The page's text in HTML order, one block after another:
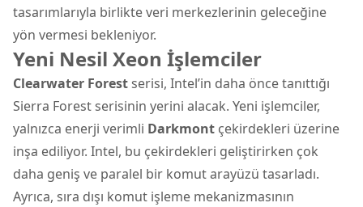
tasarımlarıyla birlikte veri merkezlerinin geleceğine
yön vermesi bekleniyor.
Yeni Nesil Xeon İşlemciler
Clearwater Forestserisi, Intel’in daha önce tanıttığı
Sierra Forest serisinin yerini alacak. Yeni işlemciler,
yalnızca enerji verimli Darkmont çekirdekleri üzerine
inşa ediliyor. Intel, bu çekirdekleri geliştirirken çok
daha geniş ve paralel bir komut arayüzü tasarladı.
Ayrıca, sıra dışı komut işleme mekanizmasının